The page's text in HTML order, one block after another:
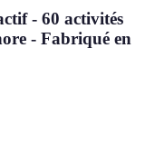
- 60 activités
- Fabriqué en